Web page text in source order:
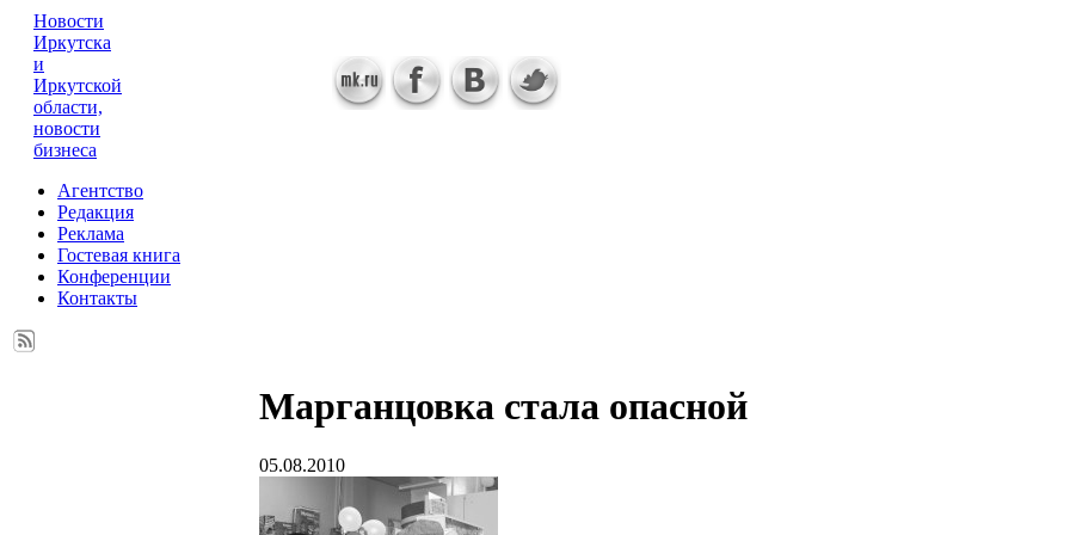
Новости
Иркутска
и
Иркутской
области,
новости
бизнеса
Агентство
Редакция
Реклама
Гостевая книга
Конференции
Контакты
Марганцовка стала опасной
05.08.2010